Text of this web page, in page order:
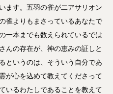
ます。五羽の雀が二アサリオン
雀よりもまさっているあなたで
一本までも数えられているでは
んの存在が、神の恵みの証しと
というのは、そういう自分であ
が心を込めて教えてくださって
いるわたしであることを教えて